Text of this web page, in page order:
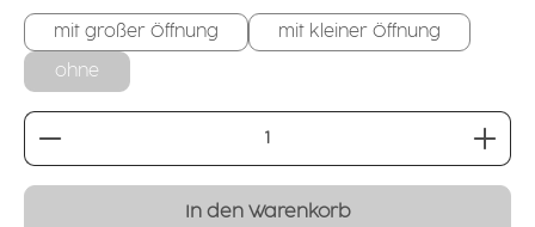
mit großer Öffnung mit kleiner Öffnung
ohne
Produkt Anzahl: Gib den gewünschten Wert
In den Warenkorb